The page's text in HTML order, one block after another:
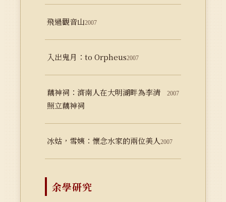
飛過觀音山2007
入出鬼月：to Orpheus2007
藕神祠：濟南人在大明湖畔為李清
照立藕神祠
2007
冰姑，雪姨：懷念水家的兩位美人2007
余學研究